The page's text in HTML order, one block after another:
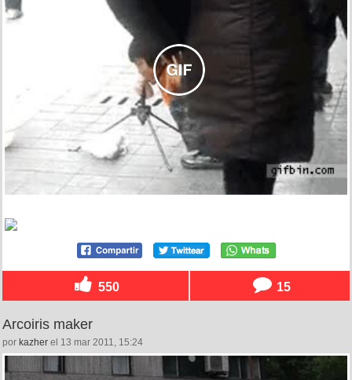
550 15
Arcoiris maker
por kazher el 13 mar 2011, 15:24